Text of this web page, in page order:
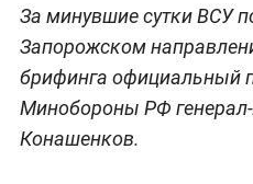
За минувшие сутки ВСУ
Запорожском
брифинга официальный
Минобороны РФ генерал-
Конашенков.